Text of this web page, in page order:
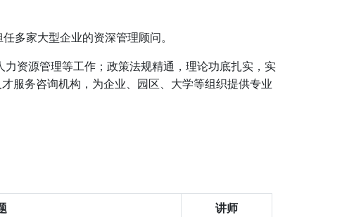
多家大型企业的资深管理顾问。
资源管理等工作；政策法规精通，理论功底扎实，实
服务咨询机构，为企业、园区、大学等组织提供专业
讲师